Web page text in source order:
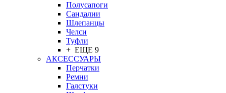
Полусапоги
Сандалии
Шлепанцы
Челси
Туфли
+ ЕЩЕ 9
АКСЕССУАРЫ
Перчатки
Ремни
Галстуки